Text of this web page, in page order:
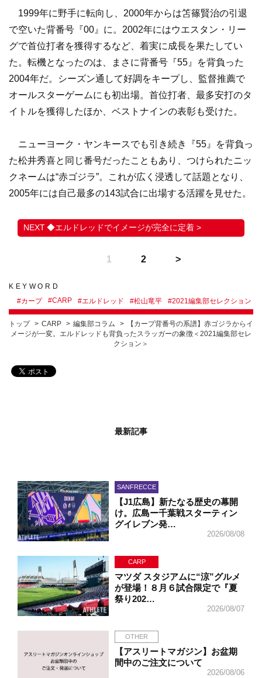
1999年に野手に転向し、2000年からは笘篠賢治の引退
で空いた背番号『00』に。2002年にはウエスタン・リー
グで首位打者を獲得するなど、着実に成長を果たしてい
た。転機となったのは、まさに背番号『55』を背負った
2004年だ。シーズン通して好調をキープし、監督推薦で
オールスターゲームにも初出場。首位打者、最多安打のタ
イトルを獲得したほか、ベストナインの表彰も受けた。
ニューヨーク・ヤンキースでも引き続き『55』を背負っ
た松井秀喜と同じ番号だったこともあり、つけられたニッ
クネームは“赤ゴジラ”。これが広く浸透して話題となり、
2005年には自己最多の143試合に出場する活躍を見せた。
◆エルドレッドでイメージが完全に定着 >
1 2
KEYWORD
#カープ #CARP #エルドレッド #松山竜平 #2021編集部セレクション
トップ CARP 編集部コラム
【カープ背番号の系譜】赤ゴジラからイ
メージが一変。エルドレッドも背負ったスラッガーの象徴＜2021編集部セレ
クション＞
最新記事
SANFRECCE
【J1広島】新たなる歴史の幕開
け。広島ー千葉戦スターティン
グイレブン発…
2026/08/08
CARP
マツダ スタジアムに“涼”グルメ
が登場！８月６試合限定で『夏
祭り202…
2026/08/07
OTHER
【アスリートマガジン】お盆期
間中のご注文について
2026/08/06